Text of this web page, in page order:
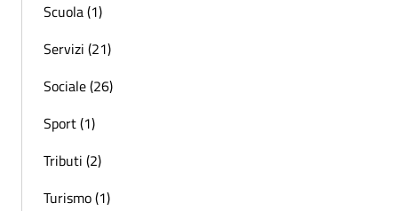
Scuola (1)
Servizi (21)
Sociale (26)
Sport (1)
Tributi (2)
Turismo (1)